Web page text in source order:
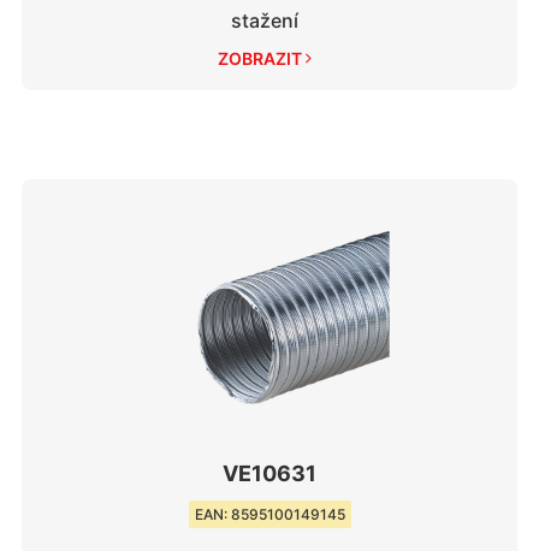
stažení
ZOBRAZIT
VE10631
EAN: 8595100149145